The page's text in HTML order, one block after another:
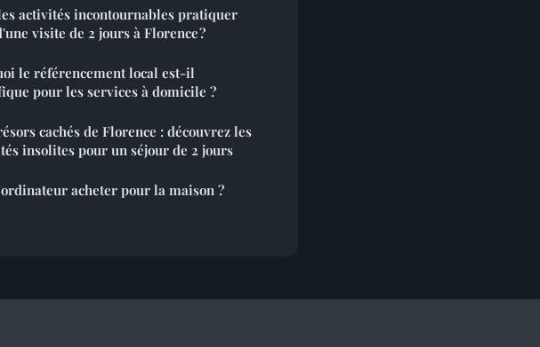
activités incontournables pratiquer
visite de 2 jours à Florence ?
le référencement local est-il
pour les services à domicile ?
cachés de Florence : découvrez les
insolites pour un séjour de 2 jours
acheter pour la maison ?